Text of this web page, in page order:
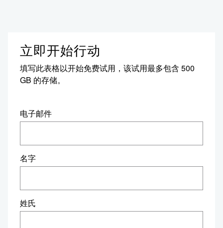
立即开始行动
填写此表格以开始免费试用，该试用最多包含 500
GB 的存储。
电子邮件
名字
姓氏